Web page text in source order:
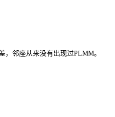
，邻座从来没有出现过PLMM。